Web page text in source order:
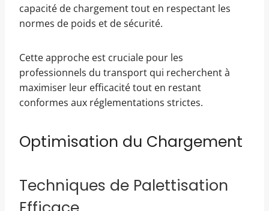
capacité de chargement tout en respectant les
normes de poids et de sécurité.
Cette approche est cruciale pour les
professionnels du transport qui recherchent à
maximiser leur efficacité tout en restant
conformes aux réglementations strictes.
Optimisation du Chargement
Techniques de Palettisation